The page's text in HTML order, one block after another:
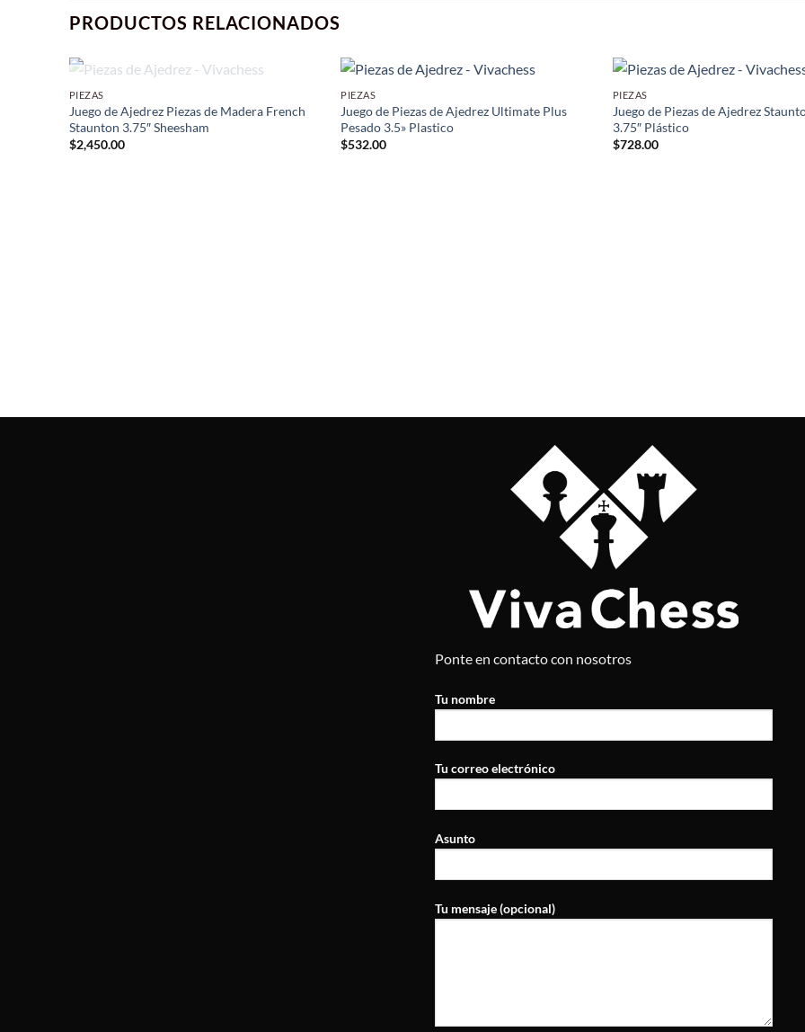
PRODUCTOS RELACIONADOS
PIEZAS
Juego de Ajedrez Piezas de Madera French
Staunton 3.75″ Sheesham
$2,450.00
PIEZAS
Juego de Piezas de Ajedrez Ultimate Plus
Pesado 3.5» Plastico
$532.00
PIEZAS
Juego de Piezas de Ajedrez
3.75″ Plástico
$728.00
Ponte en contacto con nosotros
Tu nombre
Tu correo electrónico
Asunto
Tu mensaje (opcional)